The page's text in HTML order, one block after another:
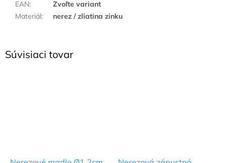
Súvisiaci tovar
EAN:
Zvoľte variant
Materiál: nerez / zliatina zinku